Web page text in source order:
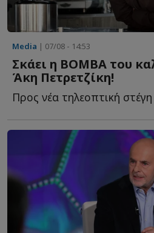
Media | 07/08 - 14:53
Σκάει η ΒΟΜΒΑ του
Άκη Πετρετζίκη!